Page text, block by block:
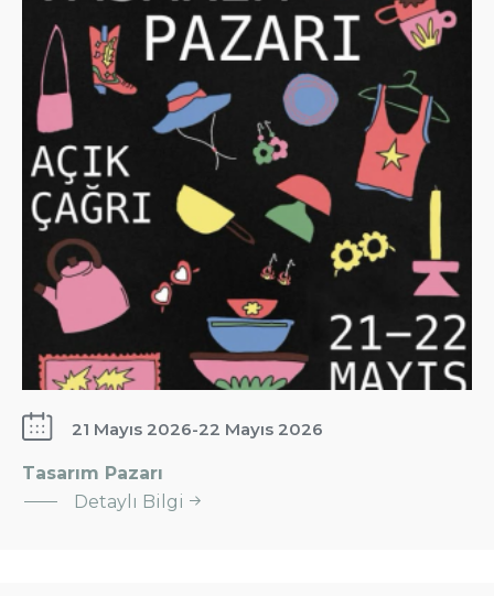
21 Mayıs 2026-22 Mayıs 2026
Tasarım Pazarı
Detaylı Bilgi